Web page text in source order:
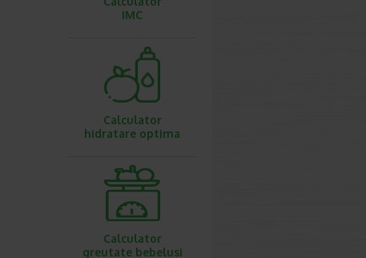
IMC
Calculator
hidratare optima
Calculator
greutate bebelusi